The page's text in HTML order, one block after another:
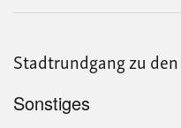
Stadtrundgang zu
Sonstiges